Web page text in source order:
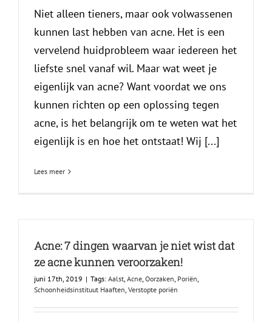
Niet alleen tieners, maar ook volwassenen
kunnen last hebben van acne. Het is een
vervelend huidprobleem waar iedereen het
liefste snel vanaf wil. Maar wat weet je
eigenlijk van acne? Want voordat we ons
kunnen richten op een oplossing tegen
acne, is het belangrijk om te weten wat het
eigenlijk is en hoe het ontstaat! Wij [...]
Lees meer
Acne: 7 dingen waarvan je niet wist dat
ze acne kunnen veroorzaken!
juni 17th, 2019 | Tags: Aalst Acne Oorzaken Poriën
Schoonheidsinstituut Haaften Verstopte poriën